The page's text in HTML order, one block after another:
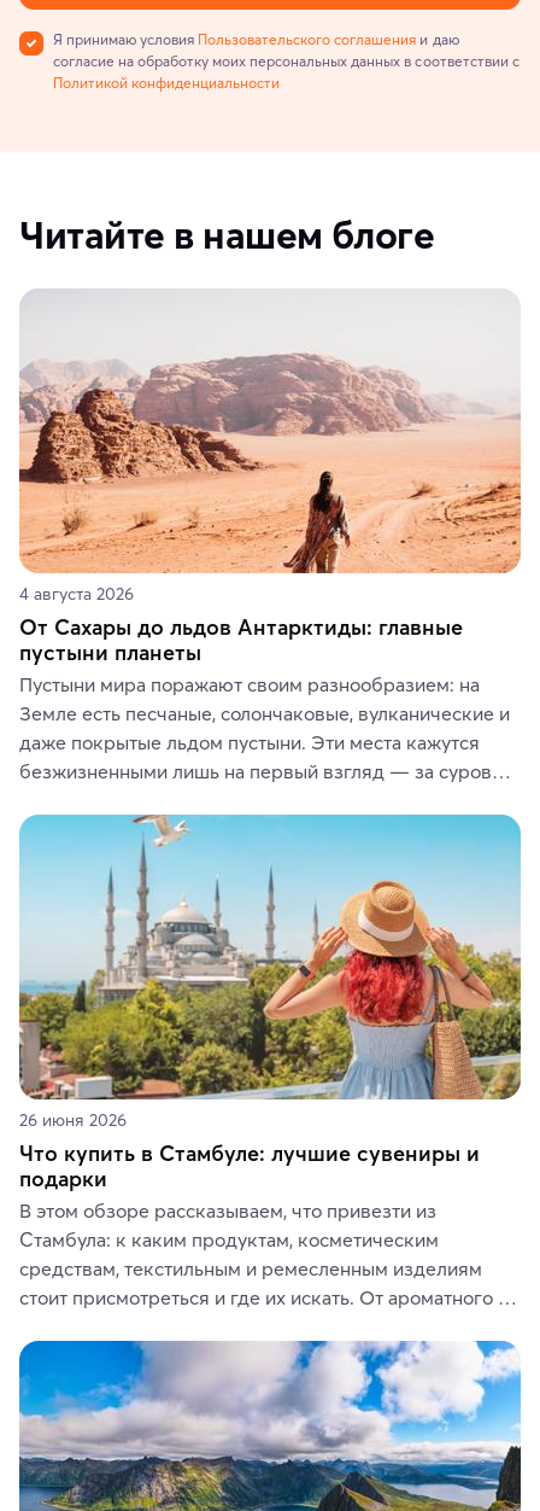
Я принимаю условия Пользовательского соглашения и даю
согласие на обработку моих персональных данных в соответствии с
Политикой конфиденциальности
Читайте в нашем блоге
4 августа 2026
От Сахары до льдов Антарктиды: главные
пустыни планеты
Пустыни мира поражают своим разнообразием: на
Земле есть песчаные, солончаковые, вулканические и
даже покрытые льдом пустыни. Эти места кажутся
безжизненными лишь на первый взгляд — за суровой
животные и маршруты, которые дарят одни из самых
ярких впечатлений от путешествий.
26 июня 2026
Что купить в Стамбуле: лучшие сувениры и
подарки
В этом обзоре рассказываем, что привезти из
Стамбула: к каким продуктам, косметическим
средствам, текстильным и ремесленным изделиям
стоит присмотреться и где их искать. От ароматного
керамики и изделий из кожи на турецких рынках и в
аутентичных лавках — в подарок близким или себе на
память о путешествии.